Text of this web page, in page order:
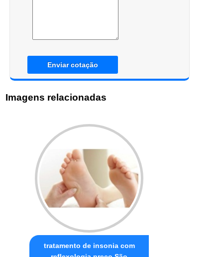
Enviar cotação
Imagens relacionadas
tratamento de insonia com